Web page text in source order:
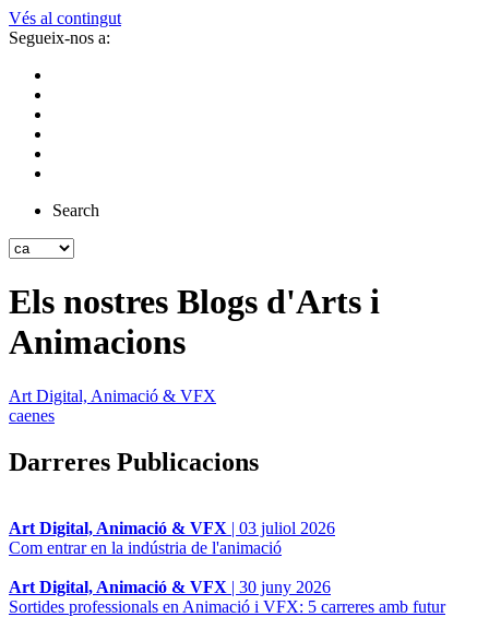
Vés al contingut
Segueix-nos a:
Search
Els nostres Blogs d'Arts i
Animacions
Art Digital, Animació & VFX
caenes
Darreres Publicacions
Art Digital, Animació & VFX | 03 juliol 2026
Com entrar en la indústria de l'animació
Art Digital, Animació & VFX | 30 juny 2026
Sortides professionals en Animació i VFX: 5 carreres amb futur